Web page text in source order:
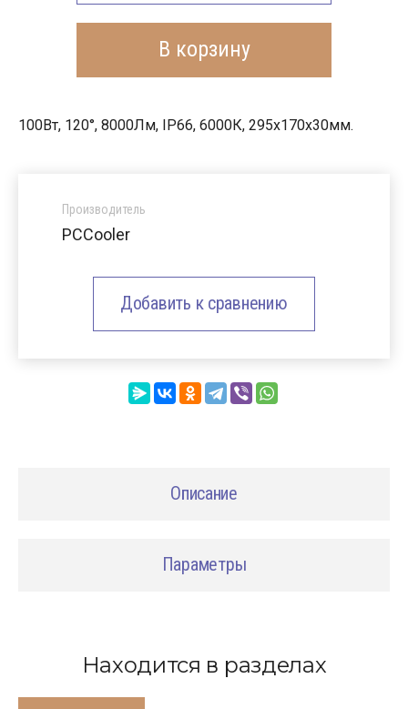
В корзину
100Вт, 120°, 8000Лм, IP66, 6000К, 295x170x30мм.
Производитель
PCCooler
Добавить к сравнению
Описание
Параметры
Находится в разделах